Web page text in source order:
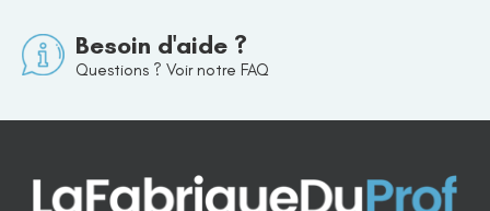
Besoin d'aide ?
Questions ? Voir notre FAQ